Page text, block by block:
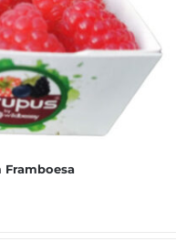
Framboesa